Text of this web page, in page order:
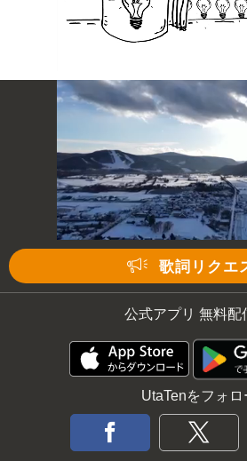
歌詞リクエ
公式アプリ 無料配
UtaTenをフォロ